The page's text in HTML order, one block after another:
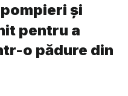
și
pentru a
o pădure din